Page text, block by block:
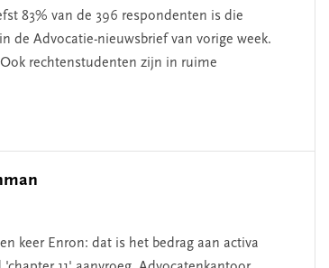
83% van de 396 respondenten is die
de Advocatie-nieuwsbrief van vorige week.
rechtenstudenten zijn in ruime
keer Enron: dat is het bedrag aan activa